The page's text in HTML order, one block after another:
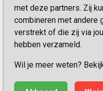
met deze partners. Zij
combineren met andere
verstrekt of die zij via
hebben verzameld.
Wil je meer weten?
Disclaimer
Algemene voorwaarden